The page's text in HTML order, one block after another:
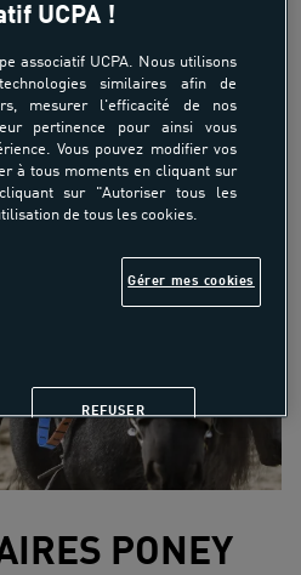
PONEY
UCPA !
associatif UCPA. Nous utilisons
similaires afin de
mesurer l'efficacité de nos
pertinence pour ainsi vous
Vous pouvez modifier vos
à tous moments en cliquant sur
sur "Autoriser tous les
de tous les cookies.
Gérer mes cookies
REFUSER